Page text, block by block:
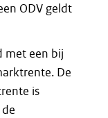
ODV geldt
met een bij
De
is